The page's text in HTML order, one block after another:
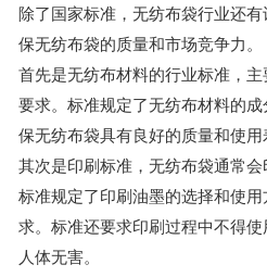
除了国家标准，无纺布袋行业还
保无纺布袋的质量和市场竞争力。
首先是无纺布材料的行业标准，
要求。标准规定了无纺布材料的
保无纺布袋具有良好的质量和使用
其次是印刷标准，无纺布袋通常
标准规定了印刷油墨的选择和使
求。标准还要求印刷过程中不得
人体无害。